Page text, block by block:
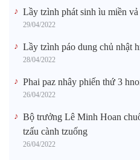
Lầy tzình phát sinh ìu miền
29/04/2022
Lầy tzình páo dung chủ nhật
28/04/2022
Phai paz nhây phiến thứ 3
26/04/2022
Bộ trưởng Lê Minh Hoan
tzấu cành tzuống​
26/04/2022